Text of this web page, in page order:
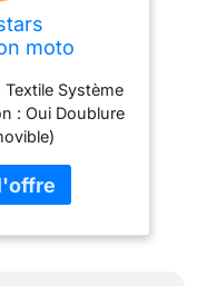
moto
Noir,
Textile Système
: Oui Doublure
pantalon : Oui
hanches :